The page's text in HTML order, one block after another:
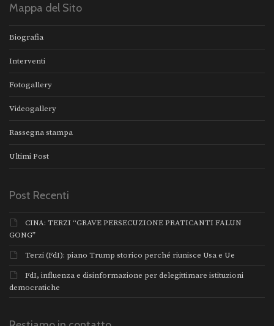
Mappa del Sito
Biografia
Interventi
Fotogallery
Videogallery
Rassegna stampa
Ultimi Post
Post Recenti
CINA: TERZI “GRAVE PERSECUZIONE PRATICANTI FALUN
GONG”
Terzi (FdI): piano Trump storico perché riunisce Usa e Ue
FdI, influenza e disinformazione per delegittimare istituzioni
democratiche